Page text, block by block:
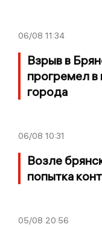
06/08 11:34
Взрыв в
прогремел в
города
06/08 10:31
Возле
попытка
05/08 20:56